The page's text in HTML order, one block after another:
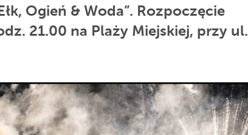
Ogień & Woda”. Rozpoczęcie
21.00 na Plaży Miejskiej, przy ul.